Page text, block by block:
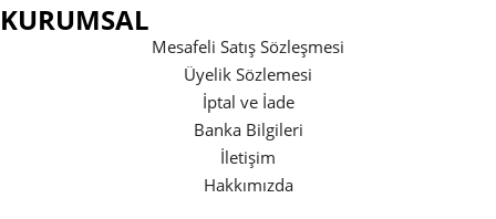
KURUMSAL
Mesafeli Satış Sözleşmesi
Üyelik Sözlemesi
İptal ve İade
Banka Bilgileri
İletişim
Hakkımızda